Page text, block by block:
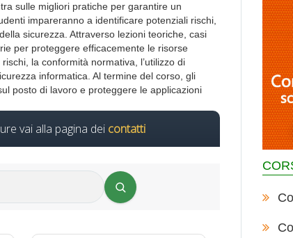
sulle migliori pratiche per garantire un
impareranno a identificare potenziali rischi,
sicurezza. Attraverso lezioni teoriche, casi
per proteggere efficacemente le risorse
la conformità normativa, l’utilizzo di
informatica. Al termine del corso, gli
posto di lavoro e proteggere le applicazioni
vai alla pagina dei contatti